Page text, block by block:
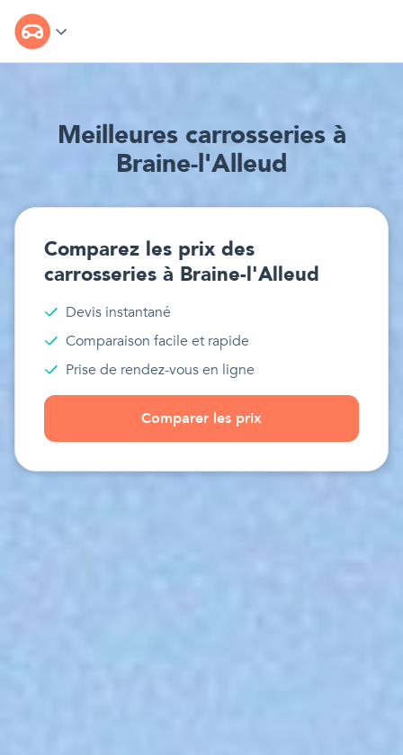
Meilleures carrosseriesà
Braine-l'Alleud
Comparez les prix des
carrosseries à Braine-l'Alleud
Devis instantané
Comparaison facile et rapide
Prise de rendez-vous en ligne
Comparer les prix